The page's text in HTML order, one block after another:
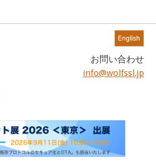
お問い合わせ
info@wolfssl.jp